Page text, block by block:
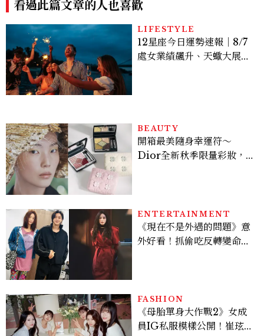
看過此篇文章的人也喜歡
LIFESTYLE
12星座今日運勢速報｜8/7
處女業績飆升、天蠍大展宏
BEAUTY
開箱最美隨身幸運符～
Dior全新秋季限量彩妝，
ENTERTAINMENT
《現在不是外遇的問題》意
外好看！抓偷吃反轉變命
看點懶人包
FASHION
《母胎單身大作戰2》女成
員IG私服模樣公開！崔玹諝